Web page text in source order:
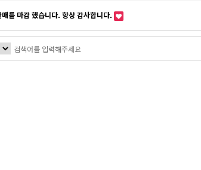
매를 마감 했습니다. 항상 감사합니다.